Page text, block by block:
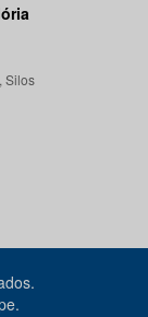
Silos